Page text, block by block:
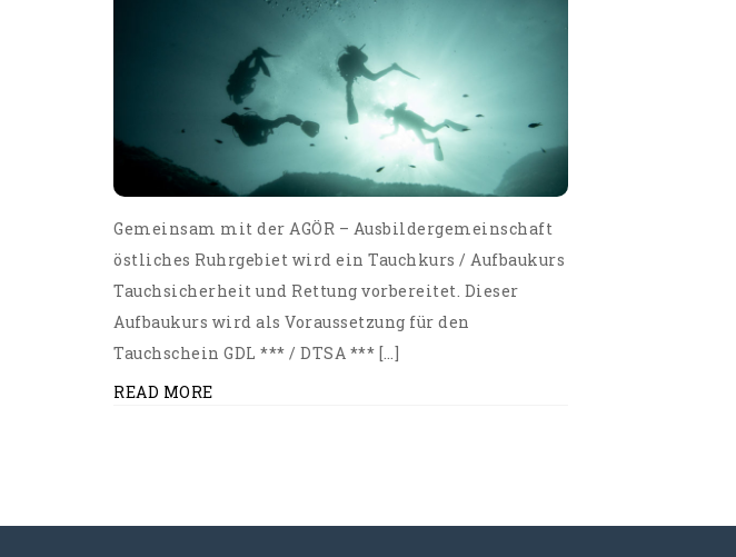
Gemeinsam mit der AGÖR – Ausbildergemeinschaft
östliches Ruhrgebiet wird ein Tauchkurs / Aufbaukurs
Tauchsicherheit und Rettung vorbereitet. Dieser
Aufbaukurs wird als Voraussetzung für den
Tauchschein GDL *** / DTSA *** […]
READ MORE